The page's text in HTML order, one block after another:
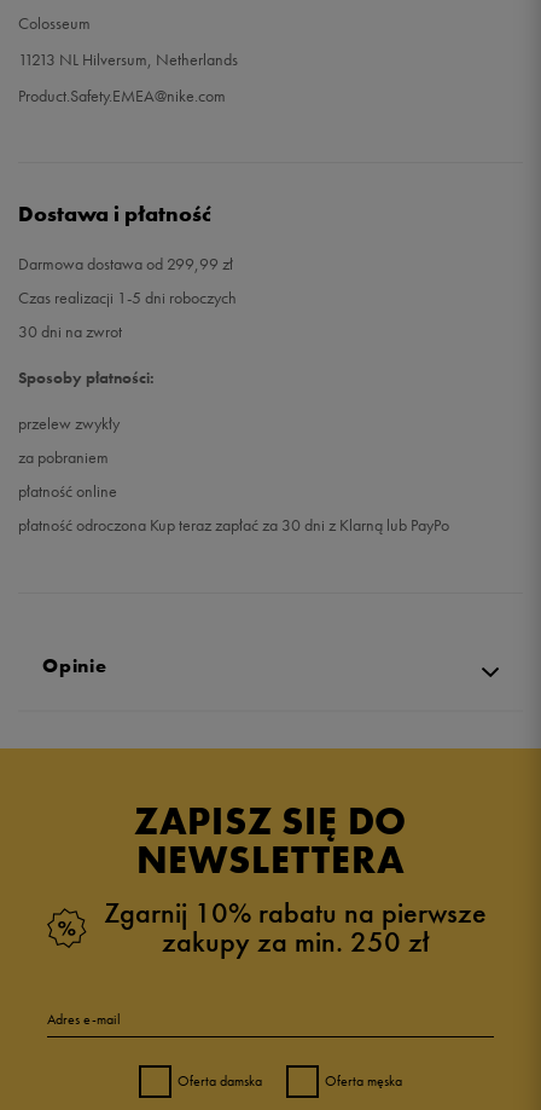
Colosseum
11213 NL Hilversum, Netherlands
Product.Safety.EMEA@nike.com
Dostawa i płatność
Darmowa dostawa od 299,99 zł
Czas realizacji 1-5 dni roboczych
30 dni na zwrot
Sposoby płatności:
przelew zwykły
za pobraniem
płatność online
płatność odroczona Kup teraz zapłać za 30 dni z Klarną lub PayPo
Opinie
ZAPISZ SIĘ DO
NEWSLETTERA
Zgarnij 10% rabatu na pierwsze
zakupy za min. 250 zł
Adres e-mail
Oferta damska Oferta męska